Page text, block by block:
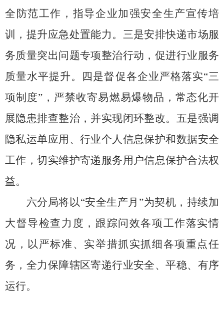
全防范工作，指导企业加强安全生产宣传培
训，提升应急处置能力。三是安排快递市场服
务质量突出问题专项整治行动，促进行业服务
质量水平提升。四是督促各企业严格落实“三
项制度”，严禁收寄易燃易爆物品，常态化开
展隐患排查整治，并实现闭环整改。五是强调
隐私运单应用、行业个人信息保护和数据安全
工作，切实维护寄递服务用户信息保护合法权
益。
六分局将以“安全生产月”为契机，持续加
大督导检查力度，跟踪问效各项工作落实情
况，以严标准、实举措抓实抓细各项重点任
务，全力保障辖区寄递行业安全、平稳、有序
运行。